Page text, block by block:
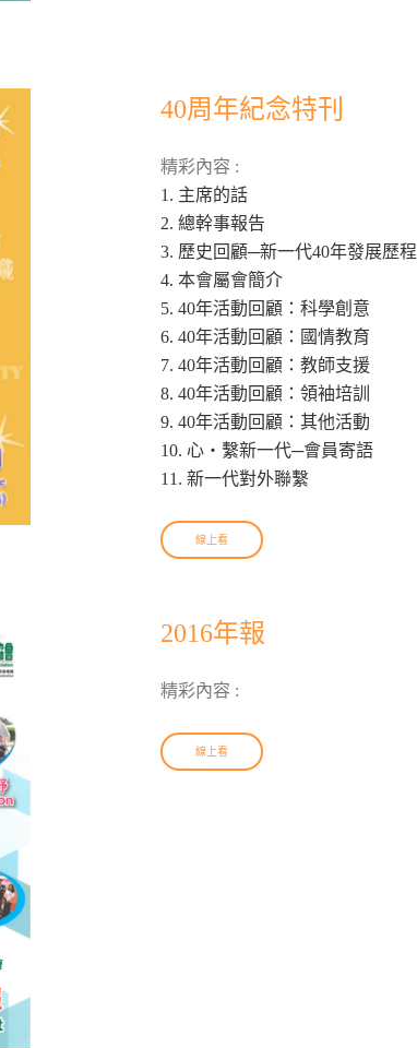
40周年紀念特刊
精彩內容 :
1. 主席的話
2. 總幹事報告
3. 歷史回顧─新一代40年發展歷程
4. 本會屬會簡介
5. 40年活動回顧：科學創意
6. 40年活動回顧：國情教育
7. 40年活動回顧：教師支援
8. 40年活動回顧：領袖培訓
9. 40年活動回顧：其他活動
10. 心‧繫新一代─會員寄語
11. 新一代對外聯繫
線上看
2016年報
精彩內容 :
線上看